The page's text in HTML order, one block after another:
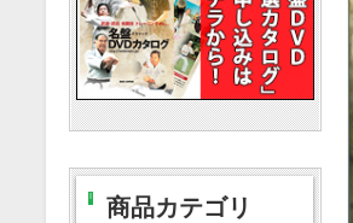
商品カテゴリ